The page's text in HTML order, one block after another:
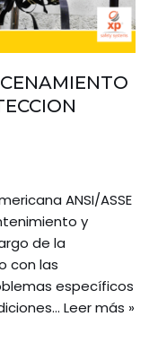
ANSI/ASSE
y
de la
con las
específicos
Leer más »